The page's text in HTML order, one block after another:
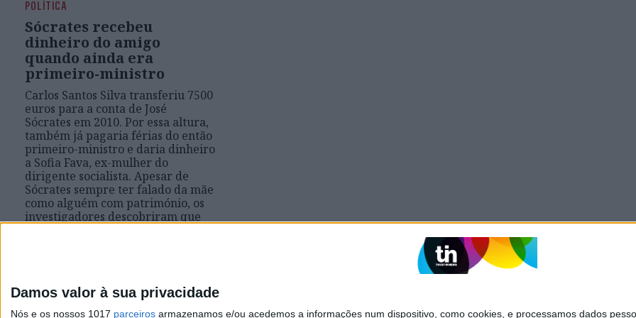
Damos valor à sua privacidade
Nós e os nossos 1017 parceiros armazenamos e/ou acedemos a informações num dispositivo, como cookies, e processamos dados
POLÍTICA
Sócrates recebeu
dinheiro do amigo
quando ainda era
primeiro-ministro
Carlos Santos Silva transferiu 7500
euros para a conta de José
Sócrates em 2010. Por essa altura,
também já pagaria férias do então
primeiro-ministro e daria dinheiro
a Sofia Fava, ex-mulher do
dirigente socialista. Apesar de
Sócrates sempre ter falado da mãe
como alguém com património, os
investigadores descobriram que